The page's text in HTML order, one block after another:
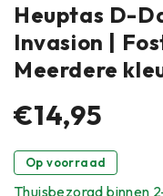
Heuptas D-
Invasion |
Meerdere
€14,95
Op voorraad
Thuisbezorgd binnen